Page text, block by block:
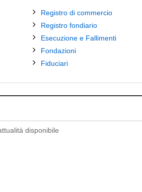
Registro di commercio
Registro fondiario
Esecuzione e Fallimenti
Fondazioni
Fiduciari
disponibile